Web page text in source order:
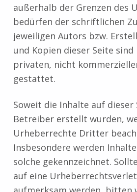
außerhalb der Grenzen des
bedürfen der schriftlichen
jeweiligen Autors bzw.
und Kopien dieser Seite
privaten, nicht
gestattet.
Soweit die Inhalte auf
Betreiber erstellt wurden,
Urheberrechte Dritter
Insbesondere werden
solche gekennzeichnet.
auf eine